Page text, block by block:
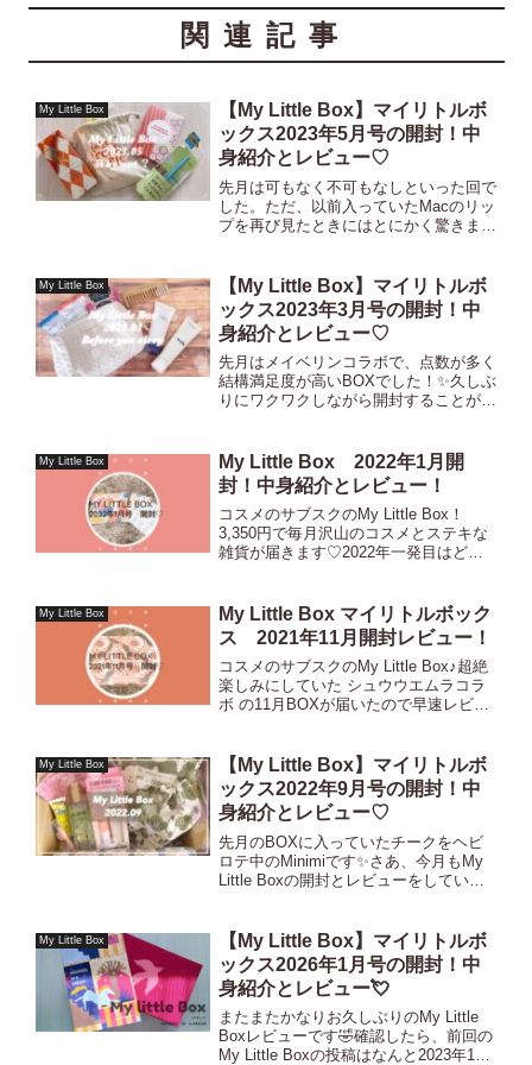
関連記事
My Little Box
【My Little Box】マイリトルボ
ックス2023年5月号の開封！中
身紹介とレビュー♡
先月は可もなく不可もなしといった回で
した。ただ、以前入っていたMacのリッ
プを再び見たときにはとにかく驚きまし
たが、ちゃんとやってくれました✨良い
意味でねっ😆！ではさっ...
My Little Box
【My Little Box】マイリトルボ
ックス2023年3月号の開封！中
身紹介とレビュー♡
先月はメイベリンコラボで、点数が多く
結構満足度が高いBOXでした！✨久しぶ
りにワクワクしながら開封することがで
画もあるので良かったらご覧下さい💓！
2023年３月のテー...
My Little Box
My Little Box 2022年1月開
封！中身紹介とレビュー！
コスメのサブスクのMy Little Box！
3,350円で毎月沢山のコスメとステキな
雑貨が届きます♡2022年一発目はどん
progress』今月のテーマは『 W...
My Little Box
My Little Box マイリトルボック
ス 2021年11月開封レビュー！
コスメのサブスクのMy Little Box♪超絶
楽しみにしていた シュウウエムラコラ
ボ の11月BOXが届いたので早速レビュ
ーマ『Express ...
My Little Box
【My Little Box】マイリトルボ
ックス2022年9月号の開封！中
身紹介とレビュー♡
先月のBOXに入っていたチークをヘビ
ロテ中のMinimiです✨さあ、今月もMy
Little Boxの開封とレビューをしていき
マは『BISTRO DES DAME...
My Little Box
【My Little Box】マイリトルボ
ックス2026年1月号の開封！中
身紹介とレビュー💘
またまたかなりお久しぶりのMy Little
Boxレビューです🤣確認したら、前回の
My Little Boxの投稿はなんと2023年12